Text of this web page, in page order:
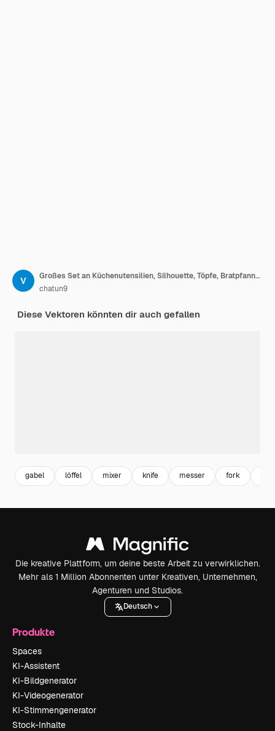
Großes Set an Küchenutensilien, Silhouette, Töpfe, Bratpfannen, Schöpfkelle, Wasserkocher, Kaffeemaschine, Mixer
chatun9
Diese Vektoren könnten dir auch gefallen
gabel löffel mixer knife messer fork
Die kreative Plattform, um deine beste Arbeit zu verwirklichen.
Mehr als 1 Million Abonnenten unter Kreativen, Unternehmen,
Agenturen und Studios.
Deutsch
Produkte
Spaces
KI-Assistent
KI-Bildgenerator
KI-Videogenerator
KI-Stimmengenerator
Stock-Inhalte